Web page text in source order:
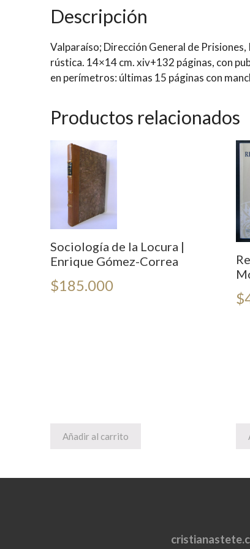
Descripción
Valparaíso; Dirección General de
rústica. 14×14 cm. xiv+132 páginas, con
en perímetros: últimas 15 páginas con
Productos relacionados
Sociología de la Locura |
Enrique Gómez-Correa
$185.000
Añadir al carrito
$